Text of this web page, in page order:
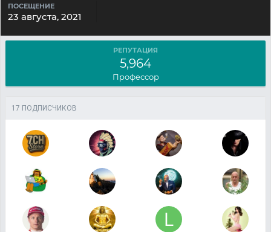
ПОСЕЩЕНИЕ
23 августа, 2021
РЕПУТАЦИЯ
5,964
Профессор
17 ПОДПИСЧИКОВ